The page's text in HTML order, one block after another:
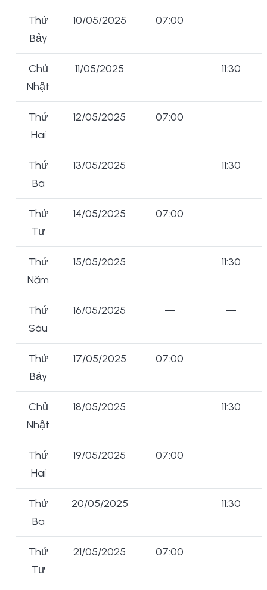
Thứ
Bảy
10/05/2025 07:00
Chủ
Nhật
11/05/2025 11:30
Thứ
Hai
12/05/2025 07:00
Thứ
Ba
13/05/2025 11:30
Thứ
Tư
14/05/2025 07:00
Thứ
Năm
15/05/2025 11:30
Thứ
Sáu
16/05/2025 — —
Thứ
Bảy
17/05/2025 07:00
Chủ
Nhật
18/05/2025 11:30
Thứ
Hai
19/05/2025 07:00
Thứ
Ba
20/05/2025 11:30
Thứ
Tư
21/05/2025 07:00